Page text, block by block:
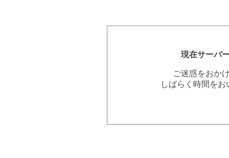
現在サーバ
ご迷惑をおか
しばらく時間を